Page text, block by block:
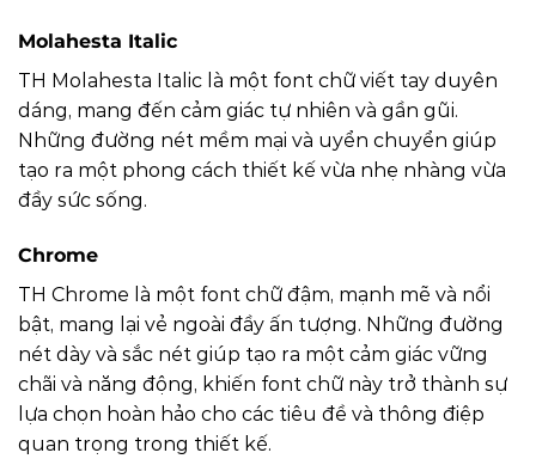
Molahesta Italic
TH Molahesta Italic là một font chữ viết tay duyên
dáng, mang đến cảm giác tự nhiên và gần gũi.
Những đường nét mềm mại và uyển chuyển giúp
tạo ra một phong cách thiết kế vừa nhẹ nhàng vừa
đầy sức sống.
Chrome
TH Chrome là một font chữ đậm, mạnh mẽ và nổi
bật, mang lại vẻ ngoài đầy ấn tượng. Những đường
nét dày và sắc nét giúp tạo ra một cảm giác vững
chãi và năng động, khiến font chữ này trở thành sự
lựa chọn hoàn hảo cho các tiêu đề và thông điệp
quan trọng trong thiết kế.